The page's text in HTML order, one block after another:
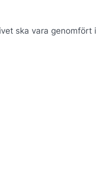
ska vara genomfört i